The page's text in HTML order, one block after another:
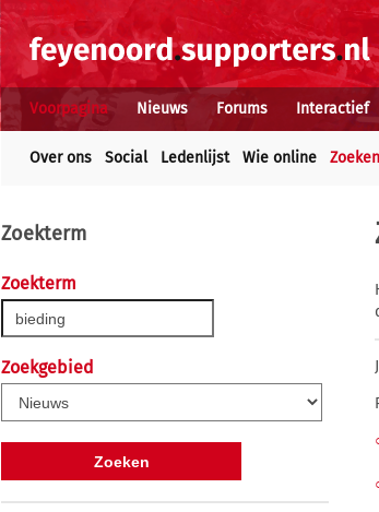
Voorpagina Nieuws Forums Interactief
Over ons Social Ledenlijst Wie online Zoeken
Zoekterm
Zoekterm
Zoekgebied